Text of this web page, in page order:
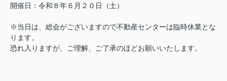
開催日：令和８年６月２０日（土）
※当日は、総会がございますので不動産センターは臨時休業とな
ります。
恐れ入りますが、ご理解、ご了承のほどお願いいたします。